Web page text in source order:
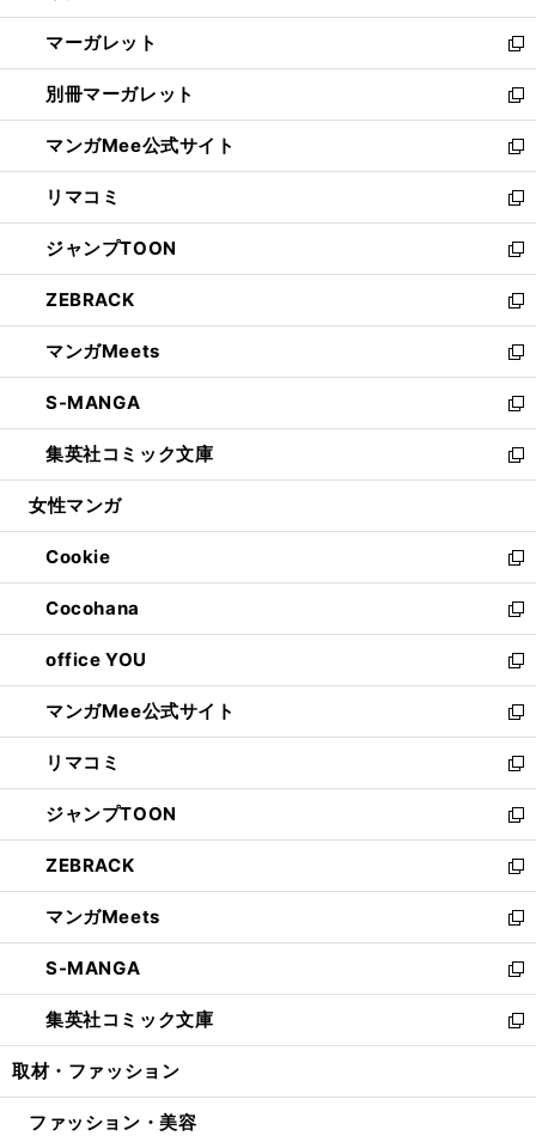
開
く
ウ
で
開
く
ン
ド
ウ
で
開
く
し
い
ウ
ィ
ン
ド
ウ
で
開
く
マーガレット
新
し
い
ウ
ィ
ン
ド
ウ
で
開
く
別冊マーガレット
新
し
い
ウ
ィ
ン
ド
ウ
で
開
く
マンガMee公式サイト
新
し
い
ウ
ィ
ン
ド
ウ
で
開
く
リマコミ
新
し
い
ウ
ィ
ン
ド
ウ
で
開
く
ジャンプTOON
新
し
い
ウ
ィ
ン
ド
ウ
で
開
ZEBRACK
新
し
い
ウ
ィ
ン
ド
ウ
開
く
マンガMeets
新
し
い
ウ
ィ
ン
ウ
で
開
く
S-MANGA
新
し
い
ウ
ン
ド
ウ
で
開
く
集英社コミック文庫
新
し
ウ
ィ
ン
ド
ウ
で
開
く
女性マンガ
Cookie
新
し
い
ウ
ィ
ン
ド
ウ
で
開
く
Cocohana
新
し
い
ウ
ィ
ン
ド
ウ
で
開
く
office YOU
新
し
い
ウ
ィ
ン
ド
ウ
で
開
く
マンガMee公式サイト
新
し
い
ウ
ィ
ン
ド
ウ
で
開
く
リマコミ
新
し
い
ウ
ィ
ン
ド
ウ
で
開
く
ジャンプTOON
新
し
い
ウ
ィ
ン
ド
ウ
で
開
ZEBRACK
新
し
い
ウ
ィ
ン
ド
ウ
開
マンガMeets
新
し
い
ウ
ィ
ン
ウ
S-MANGA
新
し
い
ウ
ン
集英社コミック文庫
新
し
ウ
取材・ファッション
ファッション・美容